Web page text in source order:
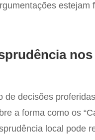
estejam
de decisões
a forma como os
local pode